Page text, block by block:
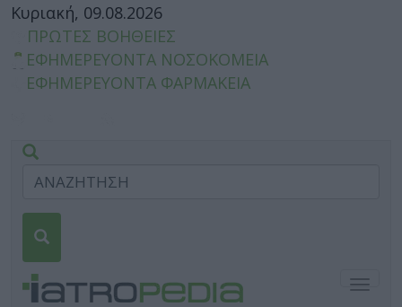
Κυριακή, 09.08.2026
ΠΡΩΤΕΣ ΒΟΗΘΕΙΕΣ
ΕΦΗΜΕΡΕΥΟΝΤΑ ΝΟΣΟΚΟΜΕΙΑ
ΕΦΗΜΕΡΕΥΟΝΤΑ ΦΑΡΜΑΚΕΙΑ